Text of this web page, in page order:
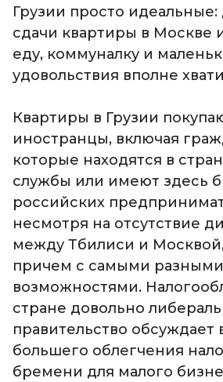
Грузии просто идеальные:
сдачи квартиры в Москве
еду, коммуналку и
удовольствия вполне
Квартиры в Грузии
иностранцы, включая
которые находятся в
службы или имеют здесь
российских
несмотря на отсутствие
между Тбилиси и
причем с самыми
возможностями.
стране довольно
правительство
большего облегчения
бремени для малого